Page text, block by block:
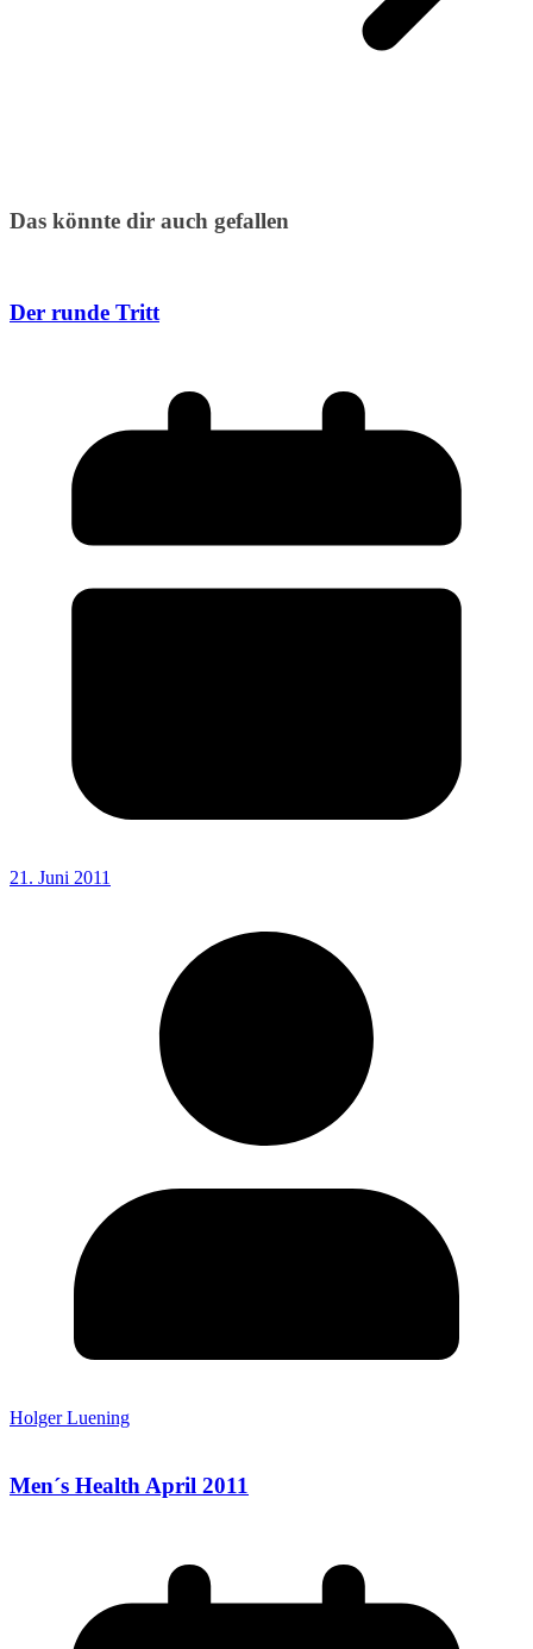
Das könnte dir auch gefallen
Der runde Tritt
21. Juni 2011
Holger Luening
Men´s Health April 2011